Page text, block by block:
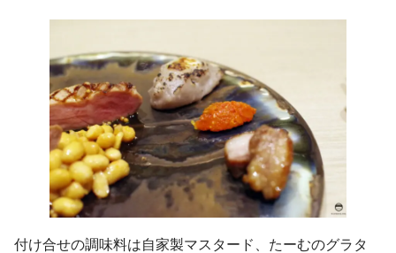
付け合せの調味料は自家製マスタード、たーむのグラタ